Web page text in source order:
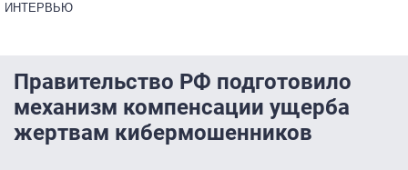
ИНТЕРВЬЮ
Правительство РФ подготовило
механизм компенсации ущерба
жертвам кибермошенников